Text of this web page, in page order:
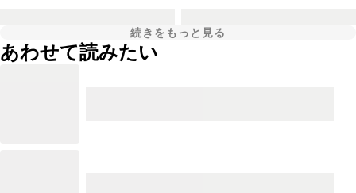
続きをもっと見る
あわせて読みたい